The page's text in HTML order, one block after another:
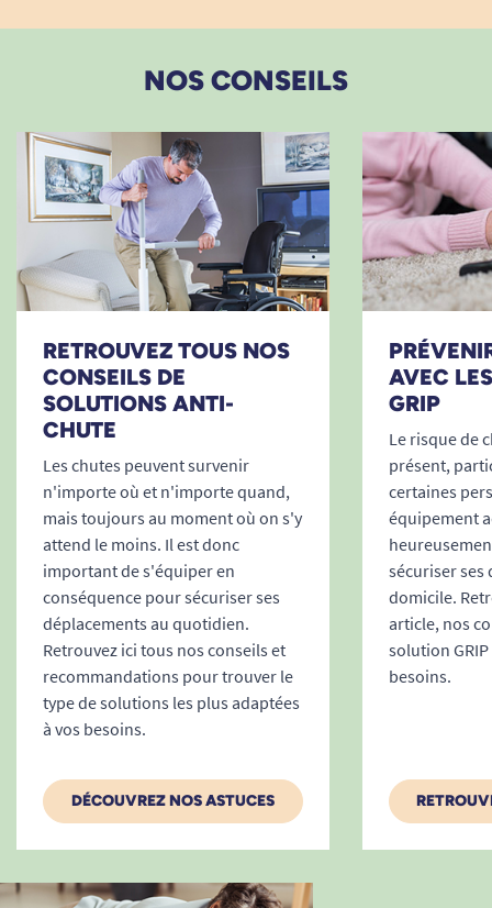
dans les locaux ou espaces privés est
et notamment des personnes âgées, à mobilité
l’orientation. Grâce à ses nombreux coloris
contrastés, le ruban de signalisation offre une
visibilité renforcée pour signaler toute zone à
risque :
Contremarches d’escalier ou marches
isolées
Seuils de porte et ouvertures
particulièrement basses
Obstacles en saillie (coins de murs, bords
de mobilier, poutres, tuyaux…)
Zones de passage à sécuriser lors de
travaux ou aménagements temporaires
Signalisation d’équipements dangereux
(machinerie, ascenseur, zones interdites
d’accès)
Repérage au sol pour guider les
déplacements dans les couloirs et les halls
Utiliser un ruban de signalisation, c’est faire le
choix d’un environnementplus sûr
informant visuellement les usagers des dangers
Une signalisation instantanée et
adaptée à tous les supports
installation facile et rapide. Sa face adhésive
NOS CONSEILS
RETROUVEZ TOUS NOS
CONSEILS DE
SOLUTIONS ANTI-
CHUTE
Les chutes peuvent survenir
n'importe où et n'importe quand,
mais toujours au moment où on s'y
attend le moins. Il est donc
important de s'équiper en
conséquence pour sécuriser ses
déplacements au quotidien.
Retrouvez ici tous nos conseils et
recommandations pour trouver le
type de solutions les plus adaptées
à vos besoins.
DÉCOUVREZ NOS ASTUCES
AVEC
GRIP
Le risque de
présent,
certaines
équipement
sécuriser ses
domicile.
article, nos
solution
besoins.